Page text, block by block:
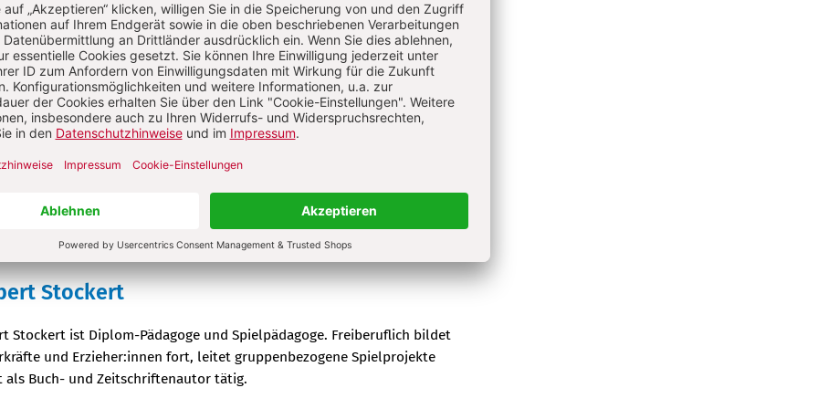
Abo testen
Sie haben ein Abonnement?Anmelden
Stockert
Stockert ist Diplom-Pädagoge und Spielpädagoge. Freiberuflich bildet
und Erzieher:innen fort, leitet gruppenbezogene Spielprojekte
als Buch- und Zeitschriftenautor tätig.